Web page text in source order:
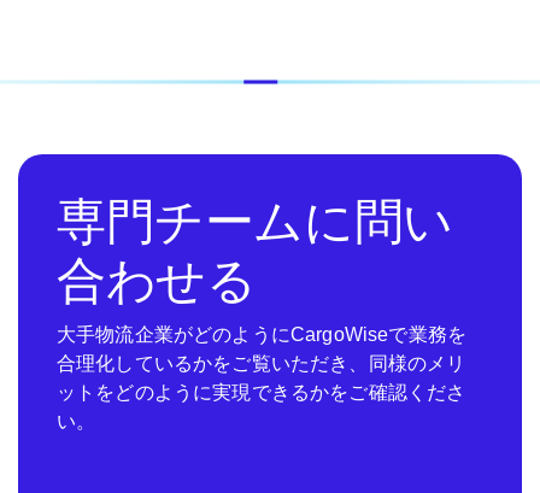
専門チームに問い
合わせる
大手物流企業がどのようにCargoWiseで業務を
合理化しているかをご覧いただき、同様のメリ
ットをどのように実現できるかをご確認くださ
い。